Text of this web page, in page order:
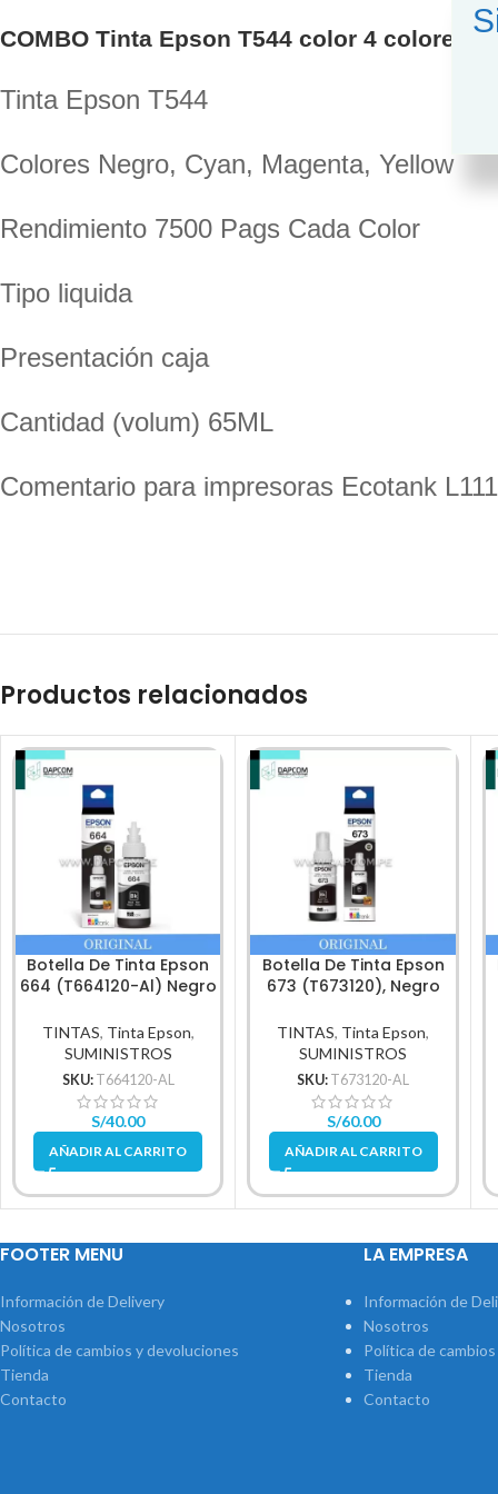
COMBO Tinta Epson T544 color 4 colores,
Tinta Epson T544
Colores Negro, Cyan, Magenta, Yellow
Rendimiento 7500 Pags Cada Color
Tipo liquida
Presentación caja
Cantidad (volum) 65ML
Comentario para impresoras Ecotank
Productos relacionados
Botella De Tinta Epson
664 (T664120-Al) Negro
TINTAS, Tinta Epson,
SUMINISTROS
SKU: T664120-AL
S/40.00
AÑADIR AL CARRITO
Botella De Tinta Epson
673 (T673120), Negro
TINTAS, Tinta Epson,
SUMINISTROS
SKU: T673120-AL
S/60.00
AÑADIR AL CARRITO
FOOTER MENU
Información de Delivery
Nosotros
Política de cambios y devoluciones
Tienda
Contacto
LA EMPRESA
Información de
Nosotros
Política de
Tienda
Contacto